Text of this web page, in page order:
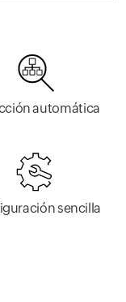
automática
sencilla